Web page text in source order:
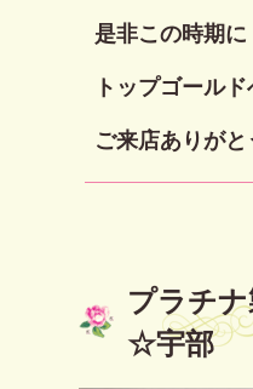
是非この時期に
トップゴール
ご来店ありがと
プラチ
☆宇部